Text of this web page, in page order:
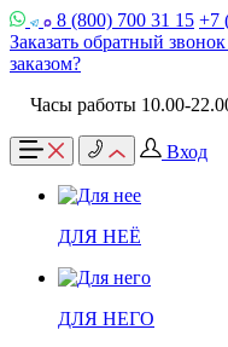
8 (800) 700 31 15 +7
Заказать обратный звонок
заказом?
Часы работы 10.00-
Вход
ДЛЯ НЕЁ
ДЛЯ НЕГО